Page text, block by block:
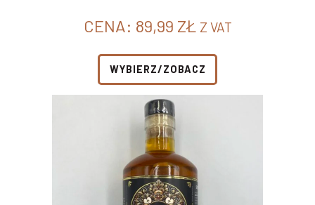
CENA: 89,99 ZŁ Z VAT
WYBIERZ/ZOBACZ